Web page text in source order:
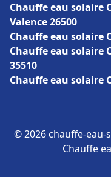
Chauffe eau solaire
Valence 26500
Chauffe eau solaire
Chauffe eau solaire
35510
Chauffe eau solaire
© 2026 chauffe-eau-
Chauffe